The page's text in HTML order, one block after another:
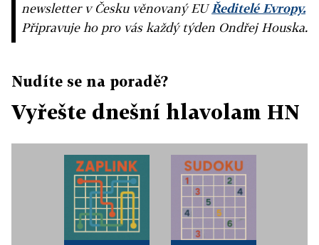
newsletter v Česku věnovaný EUŘeditelé Evropy.
Připravuje ho pro vás každý týden Ondřej Houska.
Nudíte se na poradě?
Vyřešte dnešní hlavolam HN